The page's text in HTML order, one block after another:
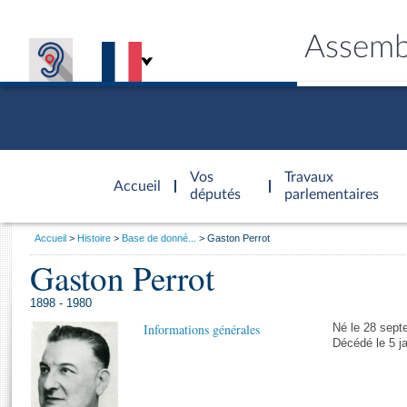
Accueil
d'accueil
Vos
députés
Travaux
parlementaires
Général
Vous
:
Accueil Histoire Base de donné... Gaston Perrot
Gaston Perrot
1898 - 1980
Informations générales
Né le 28
Décédé le 5